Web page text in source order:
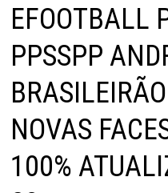
EFOOTBALL
PPSSPP
NOVAS
100%